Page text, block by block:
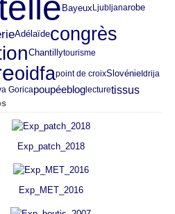
Bayeux Ljubljanarobe
Adélaïdecongrès
Chantillytourisme
oidfapoint de croixSlovénieIdrija
Goricapoupéeblog lecturetissus
Exp_patch_2018
Exp_MET_2016